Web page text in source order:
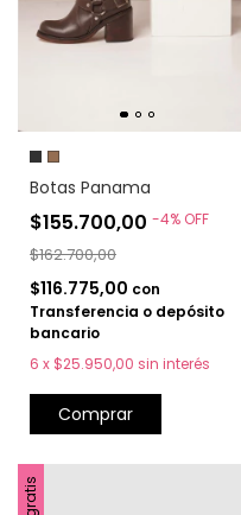
Botas Panama
$155.700,00 -4% OFF
$162.700,00
$116.775,00 con
Transferencia o depósito
bancario
6 x $25.950,00 sin interés
Comprar